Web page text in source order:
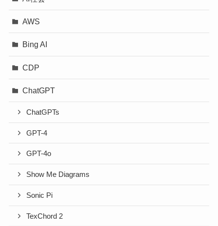
AWS
Bing AI
CDP
ChatGPT
ChatGPTs
GPT-4
GPT-4o
Show Me Diagrams
Sonic Pi
TexChord 2